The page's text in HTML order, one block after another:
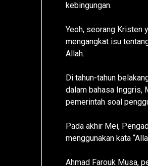
kebingungan.
Yeoh, seorang Kristen
mengangkat isu
Allah.
Di tahun-tahun
dalam bahasa Inggris,
pemerintah soal
Pada akhir Mei,
menggunakan kata
Ahmad Farouk Musa,